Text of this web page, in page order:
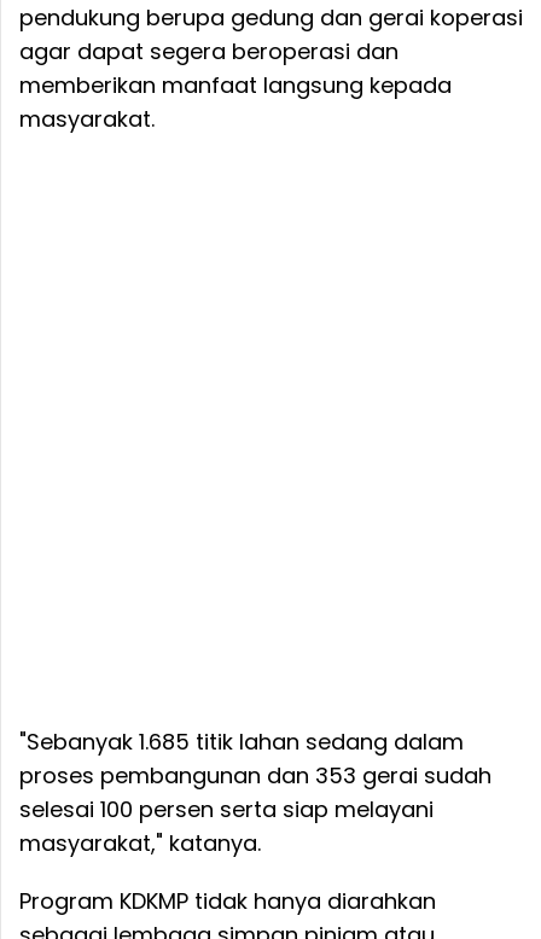
pendukung berupa gedung dan gerai koperasi
agar dapat segera beroperasi dan
memberikan manfaat langsung kepada
masyarakat.
"Sebanyak 1.685 titik lahan sedang dalam
proses pembangunan dan 353 gerai sudah
selesai 100 persen serta siap melayani
masyarakat," katanya.
Program KDKMP tidak hanya diarahkan